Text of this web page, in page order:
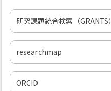
研究課題統合検索（GRANTS）
researchmap
ORCID